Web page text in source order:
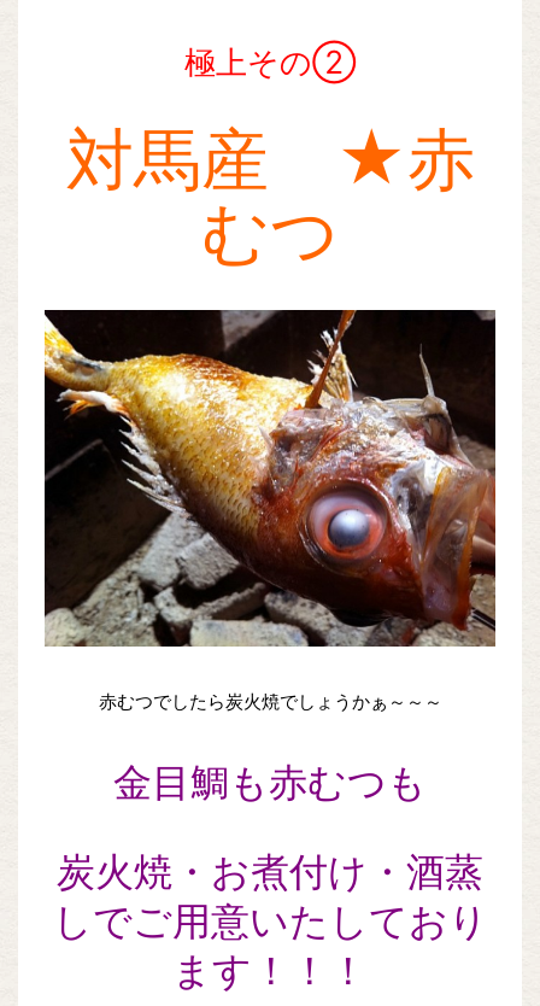
極上その②
対馬産 ★赤
むつ
赤むつでしたら炭火焼でしょうかぁ～～～
金目鯛も赤むつも
炭火焼・お煮付け・酒蒸
しでご用意いたしており
ます！！！